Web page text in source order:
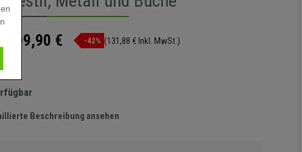
109,90 € -42% (131,88 € Inkl. MwSt.)
Beschreibung ansehen